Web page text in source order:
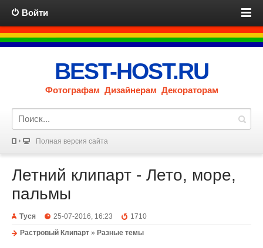
Войти
BEST-HOST.RU
Фотографам Дизайнерам Декораторам
Полная версия сайта
Летний клипарт - Лето, море,
пальмы
Туся 25-07-2016, 16:23
1710
Растровый Клипарт » Разные темы